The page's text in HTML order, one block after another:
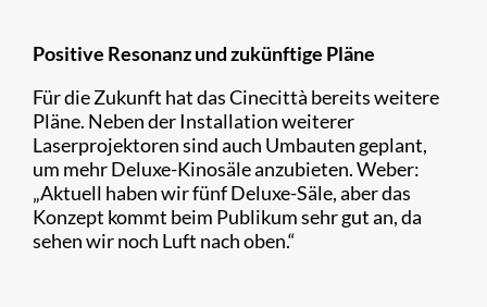
Positive Resonanz und zukünftige Pläne
Für die Zukunft hat das Cinecittà bereits weitere
Pläne. Neben der Installation weiterer
Laserprojektoren sind auch Umbauten geplant,
um mehr Deluxe-Kinosäle anzubieten. Weber:
„Aktuell haben wir fünf Deluxe-Säle, aber das
Konzept kommt beim Publikum sehr gut an, da
sehen wir noch Luft nach oben.“